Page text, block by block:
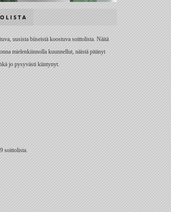
uusista biiseistä koostuva soittolista. Näitä
mielenkiinnolla kuunnellut, näistä pitänyt
jo pysyvästi kiintynyt.
soittolista.